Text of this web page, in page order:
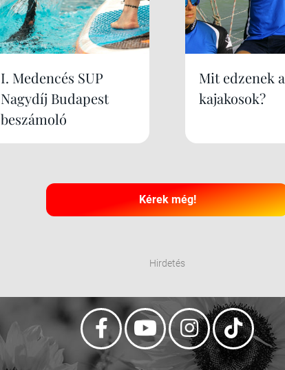
I. Medencés SUP
Nagydíj Budapest
beszámoló
Mit edzenek a
kajakosok?
Kérek még!
Hirdetés